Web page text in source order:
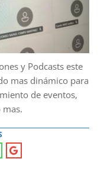
y Podcasts este
mas dinámico para
de eventos,
mas.